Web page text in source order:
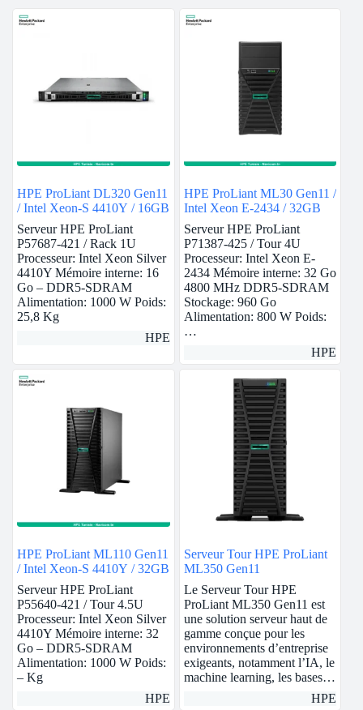
HPE ProLiant DL320 Gen11
/ Intel Xeon-S 4410Y / 16GB
Serveur HPE ProLiant
P57687-421 / Rack 1U
Processeur: Intel Xeon Silver
4410Y Mémoire interne: 16
Go – DDR5-SDRAM
Alimentation: 1000 W Poids:
25,8 Kg
HPE
HPE ProLiant ML30 Gen11 /
Intel Xeon E-2434 / 32GB
Serveur HPE ProLiant
P71387-425 / Tour 4U
Processeur: Intel Xeon E-
2434 Mémoire interne: 32 Go
4800 MHz DDR5-SDRAM
Stockage: 960 Go
Alimentation: 800 W Poids:
…
HPE
HPE ProLiant ML110 Gen11
/ Intel Xeon-S 4410Y / 32GB
Serveur HPE ProLiant
P55640-421 / Tour 4.5U
Processeur: Intel Xeon Silver
4410Y Mémoire interne: 32
Go – DDR5-SDRAM
Alimentation: 1000 W Poids:
– Kg
HPE
Serveur Tour HPE ProLiant
ML350 Gen11
Le Serveur Tour HPE
ProLiant ML350 Gen11 est
une solution serveur haut de
gamme conçue pour les
environnements d’entreprise
exigeants, notamment l’IA, le
machine learning, les bases…
HPE